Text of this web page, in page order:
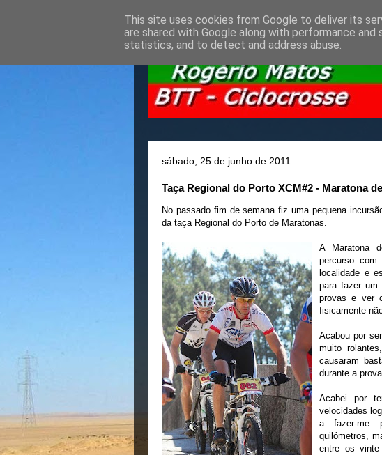
sábado, 25 de junho de 2011
Taça Regional do Porto XCM#2 - Maratona
No passado fim de semana fiz uma pequena
da taça Regional do Porto de Maratonas.
A Maratona
percurso
localidade e
para fazer um
provas e ver
fisicamente
Acabou por
muito
causaram
durante a
Acabei por
velocidades
a fazer-me
quilómetros,
entre os vinte
This site uses cookies from Google to deliver its
are shared with Google along with performance
statistics, and to detect and address abuse.